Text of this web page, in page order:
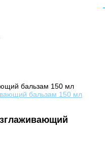
бальзам 150 мл